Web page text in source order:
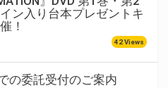
ン入り台本プレゼントキ
！
42 Views
の委託受付のご案内